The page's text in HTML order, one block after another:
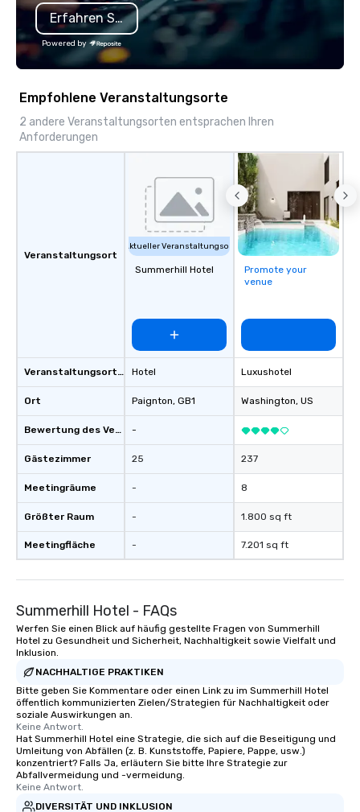
profile events
Custom wraps &
Events &
Festivals Sports
& School Group Trips
& Hotel Shuttles
Tennessee and
Erfahren Sie mehr
Powered by
Empfohlene Veranstaltungsorte
2 andere Veranstaltungsorten entsprachen Ihren
Anforderungen
Veranstaltungsort
Veranstaltungsortstyp
Ort
Bewertung des Veranstaltungsortes
Gästezimmer
Meetingräume
Größter Raum
Meetingfläche
Aktueller Veranstaltungsort
Summerhill Hotel
Hotel
Paignton, GB1
-
25
-
-
-
Promote your
venue
Luxushotel
Washington, US
237
8
1.800 sq ft
7.201 sq ft
Summerhill Hotel - FAQs
Werfen Sie einen Blick auf häufig gestellte Fragen von Summerhill
Hotel zu Gesundheit und Sicherheit, Nachhaltigkeit sowie Vielfalt und
Inklusion.
NACHHALTIGE PRAKTIKEN
Bitte geben Sie Kommentare oder einen Link zu im Summerhill Hotel
öffentlich kommunizierten Zielen/Strategien für Nachhaltigkeit oder
soziale Auswirkungen an.
Keine Antwort.
Hat Summerhill Hotel eine Strategie, die sich auf die Beseitigung und
Umleitung von Abfällen (z. B. Kunststoffe, Papiere, Pappe, usw.)
konzentriert? Falls Ja, erläutern Sie bitte Ihre Strategie zur
Abfallvermeidung und -vermeidung.
Keine Antwort.
DIVERSITÄT UND INKLUSION